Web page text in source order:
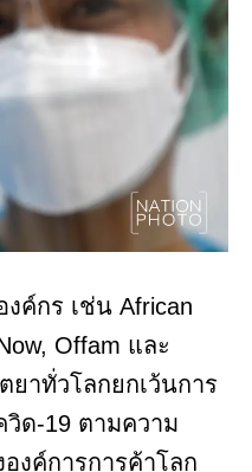
ค์กร เช่น African
Offam และ
ยาทั่วโลกยกเว้นการ
ด-19 ตามความ
งค์การการค้าโลก